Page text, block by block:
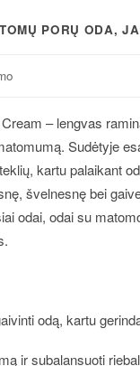
PORŲ ODA,
– lengvas
Sudėtyje
kartu palaikant
švelnesnę bei
odai, odai su
odą, kartu
ir subalansuoti